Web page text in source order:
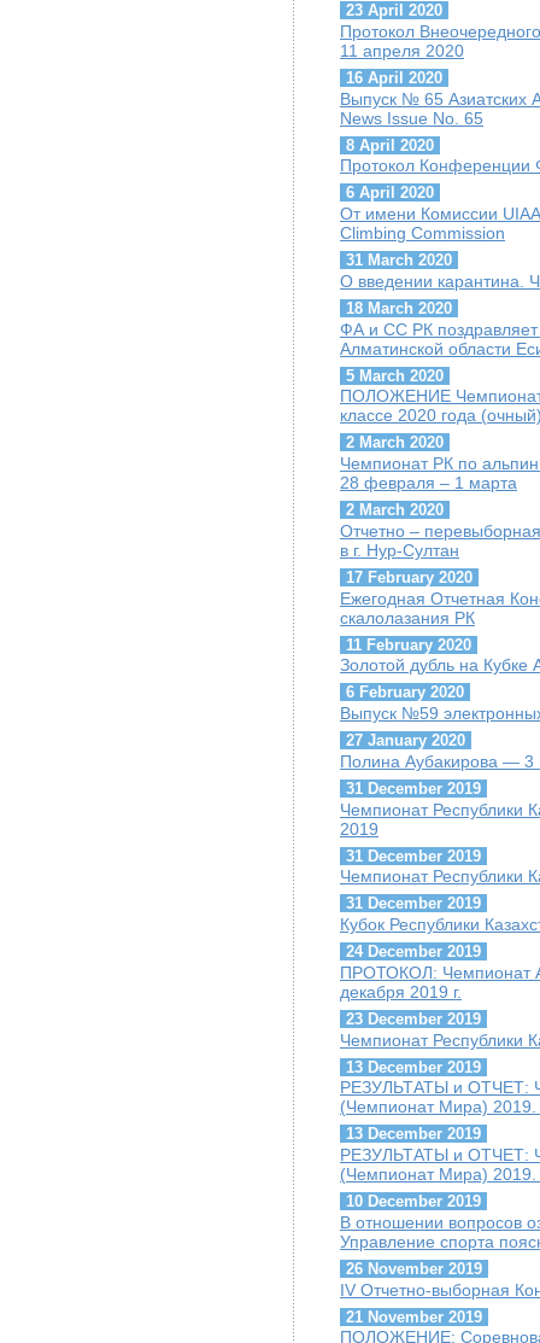
23 April 2020
Протокол
11 апреля 2020
16 April 2020
Выпуск № 65 Азиатских
News Issue No. 65
8 April 2020
Протокол
6 April 2020
От имени Комиссии
Climbing Commission
31 March 2020
О введении карантина.
18 March 2020
ФА и СС РК поздравляет
Алматинской области
5 March 2020
ПОЛОЖЕНИЕ Чемпионат
классе 2020 года
2 March 2020
Чемпионат РК по
28 февраля – 1 марта
2 March 2020
Отчетно –
в г. Нур-Султан
17 February 2020
Ежегодная Отчетная
скалолазания РК
11 February 2020
Золотой дубль на
6 February 2020
Выпуск №59
27 January 2020
Полина Аубакирова — 3
31 December 2019
Чемпионат Республики
2019
31 December 2019
Чемпионат Республики
31 December 2019
Кубок Республики
24 December 2019
ПРОТОКОЛ: Чемпионат
декабря 2019 г.
23 December 2019
Чемпионат Республики
13 December 2019
РЕЗУЛЬТАТЫ и ОТЧЕТ:
(Чемпионат Мира) 2019.
13 December 2019
РЕЗУЛЬТАТЫ и ОТЧЕТ:
(Чемпионат Мира) 2019.
10 December 2019
В отношении вопросов
Управление спорта
26 November 2019
IV Отчетно-выборная
21 November 2019
ПОЛОЖЕНИЕ: